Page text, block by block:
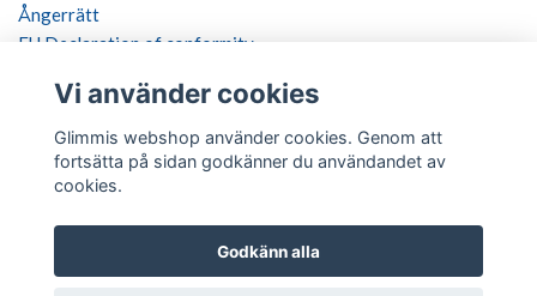
Ångerrätt
EU Declaration of conformity
SOCIALA MEDIER
BETALSÄTT
Vi använder cookies
Glimmis webshop använder cookies. Genom att
fortsätta på sidan godkänner du användandet av
cookies.
Godkänn alla